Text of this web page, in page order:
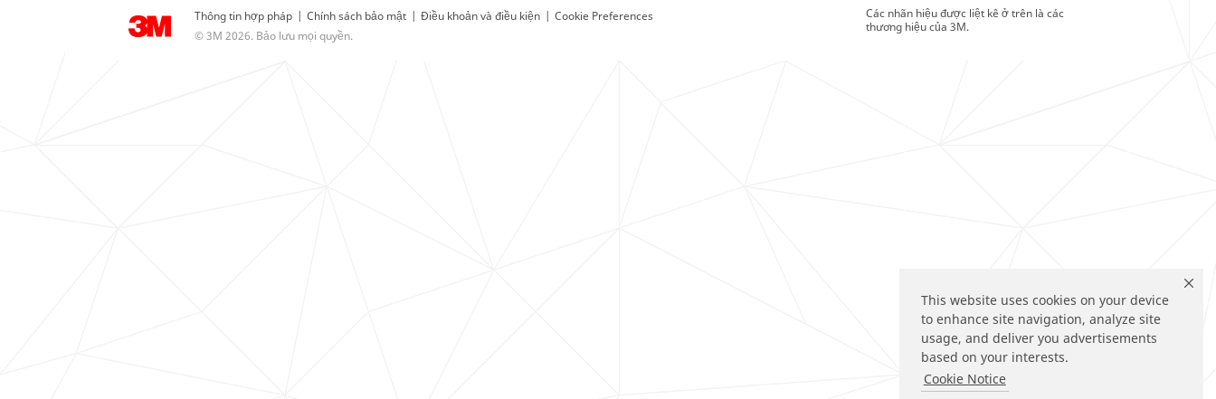
This website uses cookies on your device
to enhance site navigation, analyze site
usage, and deliver you advertisements
based on your interests.
Cookie Notice
Thông tin hợp pháp | Chính sách bảo mật | Điều khoản và điều kiện | Cookie Preferences
© 3M 2026. Bảo lưu mọi quyền.
Các nhãn hiệu được liệt kê ở trên là các
thương hiệu của 3M.